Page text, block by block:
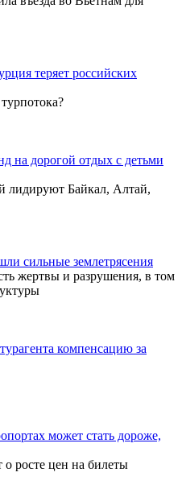
теряет российских
на дорогой отдых с детьми
лидируют Байкал, Алтай,
сильные землетрясения
жертвы и разрушения, в том
компенсацию за
может стать дороже,
росте цен на билеты